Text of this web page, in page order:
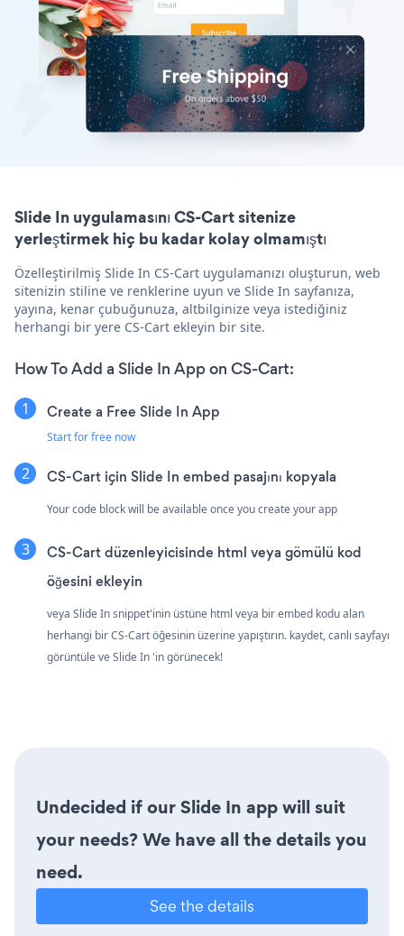
Slide In uygulamasını CS-Cart sitenize
yerleştirmek hiç bu kadar kolay olmamıştı
Özelleştirilmiş Slide In CS-Cart uygulamanızı oluşturun, web
sitenizin stiline ve renklerine uyun ve Slide In sayfanıza,
yayına, kenar çubuğunuza, altbilginize veya istediğiniz
herhangi bir yere CS-Cart ekleyin bir site.
How To Add a Slide In App on CS-Cart:
Create a Free Slide In App
Start for free now
CS-Cart için Slide In embed pasajını kopyala
Your code block will be available once you create your app
CS-Cart düzenleyicisinde html veya gömülü kod
öğesini ekleyin
veya Slide In snippet'inin üstüne html veya bir embed kodu alan
herhangi bir CS-Cart öğesinin üzerine yapıştırın. kaydet, canlı sayfayı
görüntüle ve Slide In 'in görünecek!
Undecided if our Slide In app will suit
your needs? We have all the details you
need.
See the details